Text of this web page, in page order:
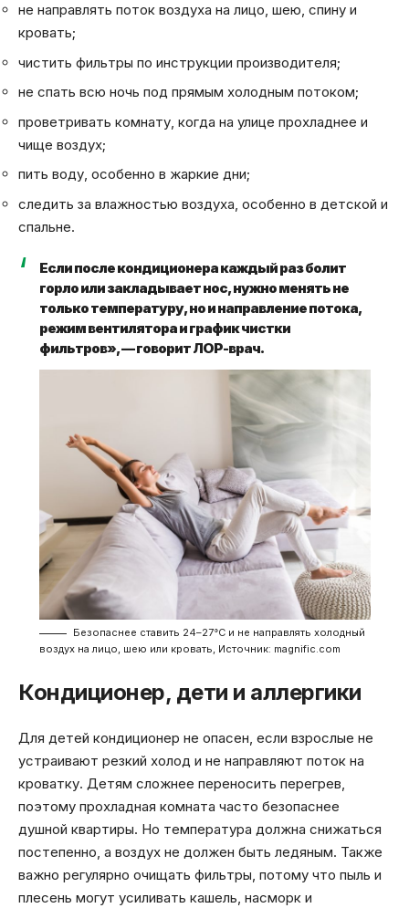
не направлять поток воздуха на лицо, шею, спину и
кровать;
чистить фильтры по инструкции производителя;
не спать всю ночь под прямым холодным потоком;
проветривать комнату, когда на улице прохладнее и
чище воздух;
пить воду, особенно в жаркие дни;
следить за влажностью воздуха, особенно в детской и
спальне.
Если после кондиционера каждый раз болит
горло или закладывает нос, нужно менять не
только температуру, но и направление потока,
режим вентилятора и график чистки
фильтров», — говорит ЛОР-врач.
Безопаснее ставить 24–27°C и не направлять холодный
воздух на лицо, шею или кровать, Источник: magnific.com
Кондиционер, дети и аллергики
Для детей кондиционер не опасен, если взрослые не
устраивают резкий холод и не направляют поток на
кроватку. Детям сложнее переносить перегрев,
поэтому прохладная комната часто безопаснее
душной квартиры. Но температура должна снижаться
постепенно, а воздух не должен быть ледяным. Также
важно регулярно очищать фильтры, потому что пыль и
плесень могут усиливать кашель, насморк и